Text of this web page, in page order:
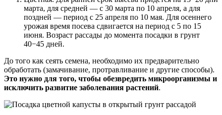
марта, для средней — с 30 марта по 10 апреля, а для
поздней — период с 25 апреля по 10 мая. Для осеннего
урожая время посева сдвигается на период с 5 по 15
июня. Возраст рассады до момента посадки в грунт
40−45 дней.
До того как сеять семена, необходимо их предварительно
обработать (замачивание, протравливание и другие способы).
Это нужно для того, чтобы обезвредить микроорганизмы и
исключить развитие заболевания растений.